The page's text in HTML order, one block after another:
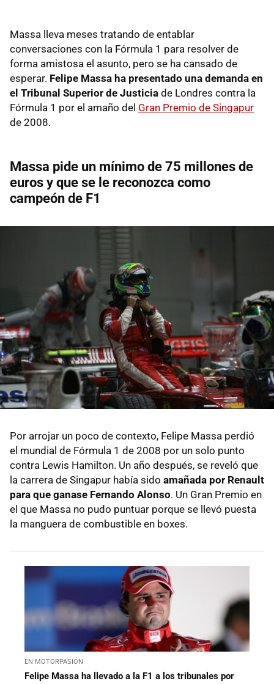
Massa lleva meses tratando de entablar
conversaciones con la Fórmula 1 para resolver de
forma amistosa el asunto, pero se ha cansado de
esperar. Felipe Massa ha presentado una demanda en
el Tribunal Superior de Justicia de Londres contra la
Fórmula 1 por el amaño del Gran Premio de Singapur
de 2008.
Massa pide un mínimo de 75 millones de
euros y que se le reconozca como
campeón de F1
Por arrojar un poco de contexto, Felipe Massa perdió
el mundial de Fórmula 1 de 2008 por un solo punto
contra Lewis Hamilton. Un año después, se reveló que
la carrera de Singapur había sido amañada por Renault
para que ganase Fernando Alonso. Un Gran Premio en
el que Massa no pudo puntuar porque se llevó puesta
la manguera de combustible en boxes.
EN MOTORPASIÓN
Felipe Massa ha llevado a la F1 a los tribunales por